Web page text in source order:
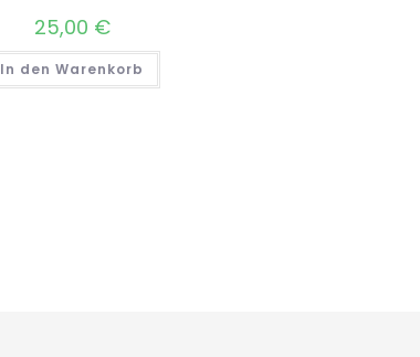
25,00 €
In den Warenkorb